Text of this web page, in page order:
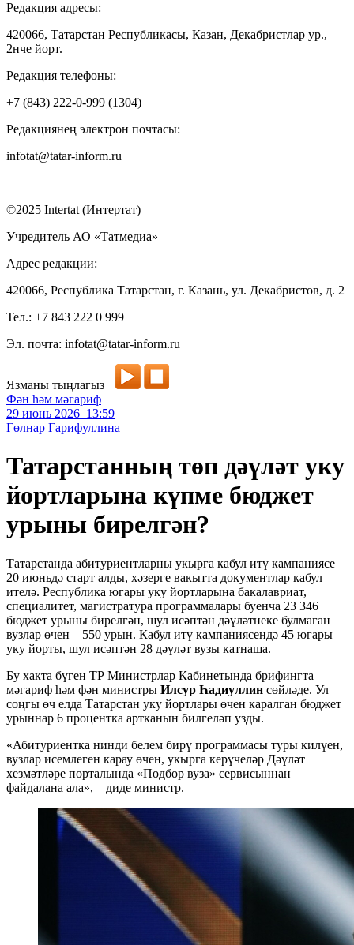
Редакция адресы:
420066, Татарстан Республикасы, Казан, Декабристлар ур.,
2нче йорт.
Редакция телефоны:
+7 (843) 222-0-999 (1304)
Редакциянең электрон почтасы:
infotat@tatar-inform.ru
©2025 Intertat (Интертат)
Учредитель АО «Татмедиа»
Адрес редакции:
420066, Республика Татарстан, г. Казань, ул. Декабристов, д. 2
Тел.: +7 843 222 0 999
Эл. почта: infotat@tatar-inform.ru
Язманы тыңлагыз
Фән һәм мәгариф
29 июнь 2026 13:59
Гөлнар Гарифуллина
Татарстанның төп дәүләт уку
йортларына күпме бюджет
урыны бирелгән?
Татарстанда абитуриентларны укырга кабул итү кампаниясе
20 июньдә старт алды, хәзерге вакытта документлар кабул
ителә. Республика югары уку йортларына бакалавриат,
специалитет, магистратура программалары буенча 23 346
бюджет урыны бирелгән, шул исәптән дәүләтнеке булмаган
вузлар өчен – 550 урын. Кабул итү кампаниясендә 45 югары
уку йорты, шул исәптән 28 дәүләт вузы катнаша.
Бу хакта бүген ТР Министрлар Кабинетында брифингта
мәгариф һәм фән министры Илсур Һадиуллин сөйләде. Ул
соңгы өч елда Татарстан уку йортлары өчен каралган бюджет
урыннар 6 процентка артканын билгеләп узды.
«Абитуриентка нинди белем бирү программасы туры килүен,
вузлар исемлеген карау өчен, укырга керүчеләр Дәүләт
хезмәтләре порталында «Подбор вуза» сервисыннан
файдалана ала», – диде министр.